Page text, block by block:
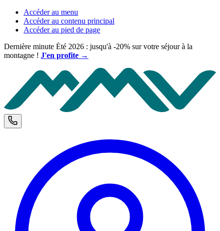
Accéder au menu
Accéder au contenu principal
Accéder au pied de page
Dernière minute Été 2026 : jusqu'à -20% sur votre séjour à la
montagne ! J'en profite →
Téléphone et horaires d'ouverture